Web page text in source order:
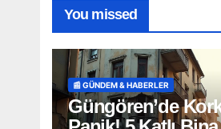
You missed
📰 GÜNDEM & HABERLER
Güngören’de